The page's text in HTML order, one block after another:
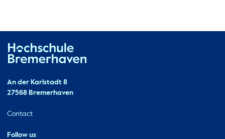
Contact
An der Karlstadt 8
27568 Bremerhaven
Ressourcen
Contact
Follow us